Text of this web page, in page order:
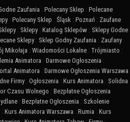
Zaufania : Polecany Sklep : Polecane
: Polecany Sklep : Śląsk : Poznań : Zaufane
: Sklepy : Katalog Sklepów : Sklepy Godne
Sklepy : Sklep Godny Zaufania : Zaufany
Mikołaja : Wiadomości Lokalne : Trójmiasto :
Animatora : Darmowe Ogłoszenia :
Animatora : Darmowe Ogłoszenia Warszawa
Firmy : Ogłoszenia : Kurs Animatora : Solidna
Czasu Wolnego : Bezpłatne Ogłoszenia
: Bezpłatne Ogłoszenia : Szkolenie
: Kurs Animatora Warszawa : Rumia : Kurs